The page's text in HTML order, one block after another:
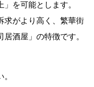
を可能とします。
求がより高く、繁華街
酒屋」の特徴です。